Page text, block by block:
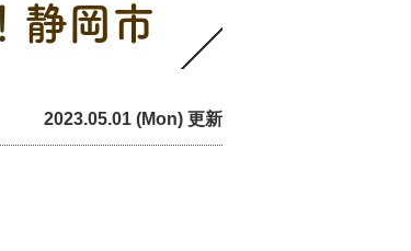
静岡市
2023.05.01 (Mon) 更新